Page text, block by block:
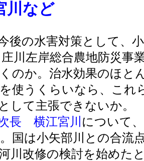
など
後の水害対策として、
川左岸総合農地防災事
のか。治水効果のほと
使うくらいなら、これ
して主張できないか。
長
横江宮川 について
国は小矢部川との合流
川改修の検討を始めた